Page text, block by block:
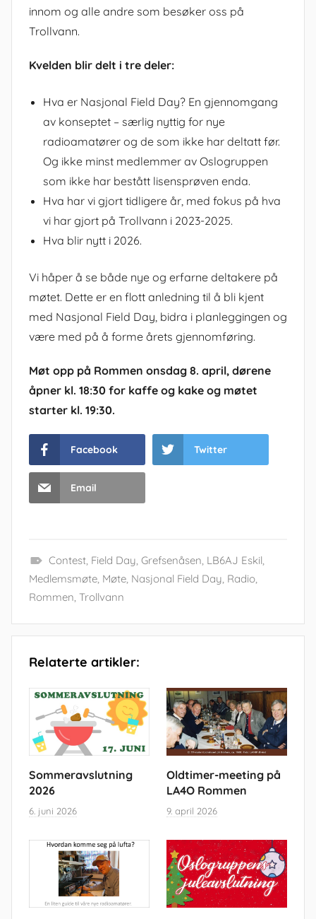
innom og alle andre som besøker oss på
Trollvann.
Kvelden blir delt i tre deler:
Hva er Nasjonal Field Day? En gjennomgang
av konseptet – særlig nyttig for nye
radioamatører og de som ikke har deltatt før.
Og ikke minst medlemmer av Oslogruppen
som ikke har bestått lisensprøven enda.
Hva har vi gjort tidligere år, med fokus på hva
vi har gjort på Trollvann i 2023-2025.
Hva blir nytt i 2026.
Vi håper å se både nye og erfarne deltakere på
møtet. Dette er en flott anledning til å bli kjent
med Nasjonal Field Day, bidra i planleggingen og
være med på å forme årets gjennomføring.
Møt opp på Rommen onsdag 8. april, dørene
åpner kl. 18:30 for kaffe og kake og møtet
starter kl. 19:30.
Facebook Twitter
Email
Contest, Field Day, Grefsenåsen, LB6AJ Eskil,
Medlemsmøte, Møte, Nasjonal Field Day, Radio,
Rommen, Trollvann
Relaterte artikler:
Sommeravslutning
2026
6. juni 2026
Oldtimer-meeting på
LA4O Rommen
9. april 2026